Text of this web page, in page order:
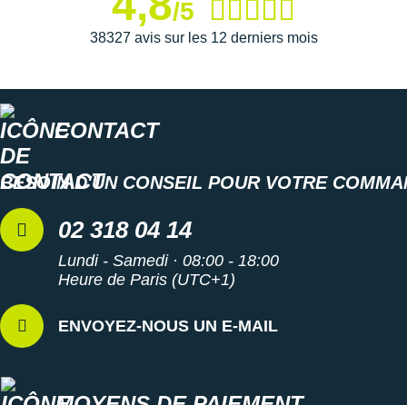
sans faille sur des sols secs comme mouillés.
Vous évoluez en toute confiance grâce à une excellente
Semelle intérieure amovible
Poids constaté chez i-Run : 250 g en taille 40
Les autres produitsHoka One One
/5
38327 avis sur les 12 derniers mois
CONTACT
BESOIN D'UN CONSEIL POUR VOTRE
02 318 04 14
Lundi - Samedi · 08:00 - 18:00
Heure de Paris (UTC+1)
ENVOYEZ-NOUS UN E-MAIL